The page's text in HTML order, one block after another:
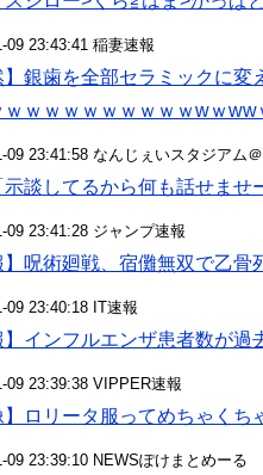
09 23:43:41 稲妻速報
】銀歯を全部セラミックに
ｗｗｗｗｗｗｗｗｗｗwｗww
09 23:41:58 なんじぇいスタジアム
示談してるから何も話せま
09 23:41:28 ジャンプ速報
】呪術廻戦、宿儺無双で乙
09 23:40:18 IT速報
】インフルエンザ患者数が
09 23:39:38 VIPPER速報
】ロリータ服ってめちゃく
09 23:39:10 NEWSぽけまとめーる